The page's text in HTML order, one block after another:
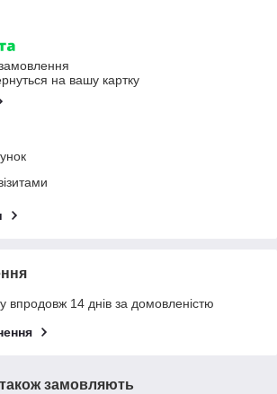
на вашу картку
впродовж 14 днів за домовленістю
замовляють